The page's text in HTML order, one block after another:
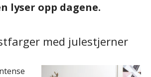
lyser opp dagene.
med julestjerner